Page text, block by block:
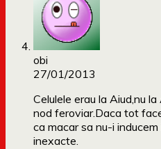
obi
27/01/2013
Celulele erau la Aiud,nu
nod feroviar.Daca tot
ca macar sa nu-i
inexacte.